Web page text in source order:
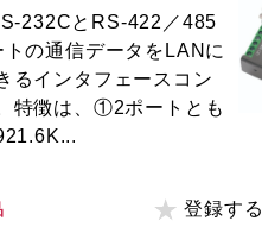
232CとRS-422／485
トの通信データをLANに
るインタフェースコン
特徴は、①2ポートとも
登録する